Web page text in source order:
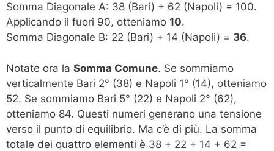
Somma Diagonale A: 38 (Bari) + 62 (Napoli) = 100.
Applicando il fuori 90, otteniamo 10.
Somma Diagonale B: 22 (Bari) + 14 (Napoli) = 36.
Notate ora la Somma Comune. Se sommiamo
verticalmente Bari 2° (38) e Napoli 1° (14), otteniamo
52. Se sommiamo Bari 5° (22) e Napoli 2° (62),
otteniamo 84. Questi numeri generano una tensione
verso il punto di equilibrio. Ma c’è di più. La somma
totale dei quattro elementi è 38 + 22 + 14 + 62 =